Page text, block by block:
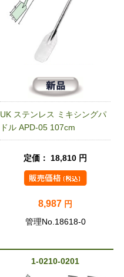
UK ステンレス ミキシングパ
ドル APD-05 107cm
定価： 18,810 円
8,987 円
管理No.18618-0
1-0210-0201